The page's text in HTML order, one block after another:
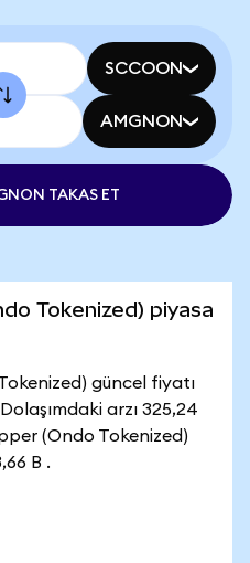
SCCOON
AMGNON
TAKAS ET
Tokenized) piyasa
güncel fiyatı
arzı 325,24
(Ondo Tokenized)
B .